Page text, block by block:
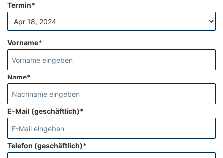
Termin*
Vorname*
Name*
E-Mail (geschäftlich)*
Telefon (geschäftlich)*